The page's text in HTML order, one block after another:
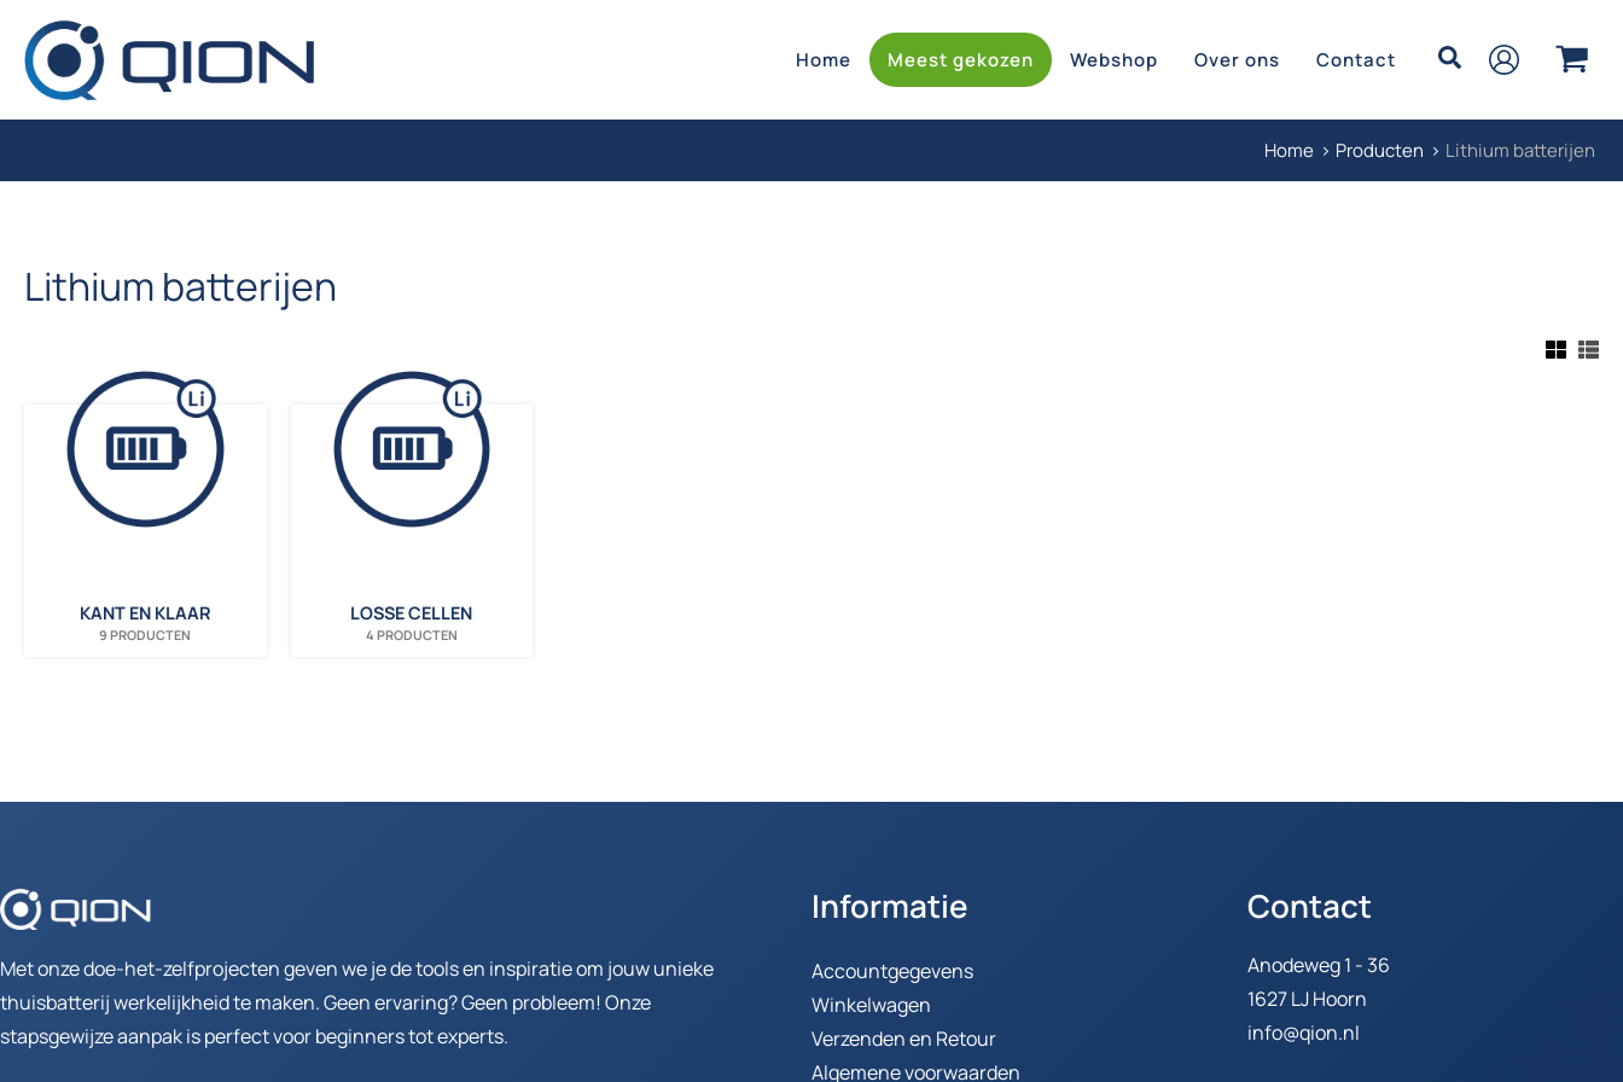
Ga naar de inhoud
Home Meest gekozen Webshop Over ons Contact Zoeken
Home Producten Lithium batterijen
Lithium batterijen
KANT EN KLAAR
9 PRODUCTEN
LOSSE CELLEN
4 PRODUCTEN
Met onze doe-het-zelfprojecten geven we je de tools en inspiratie om jouw unieke
thuisbatterij werkelijkheid te maken. Geen ervaring? Geen probleem! Onze
stapsgewijze aanpak is perfect voor beginners tot experts.
Informatie
Accountgegevens
Winkelwagen
Verzenden en Retour
Algemene voorwaarden
Contact
Anodeweg 1 - 36
1627 LJ Hoorn
info@qion.nl